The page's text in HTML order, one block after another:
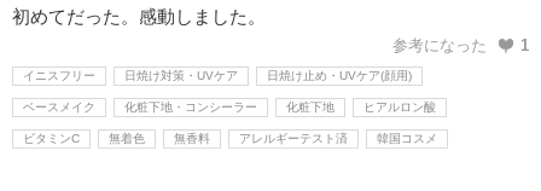
初めてだった。感動しました。
参考になった 1
イニスフリー 日焼け対策・UVケア 日焼け止め・UVケア(顔用)
ベースメイク 化粧下地・コンシーラー 化粧下地 ヒアルロン酸
ビタミンC 無着色 無香料 アレルギーテスト済 韓国コスメ